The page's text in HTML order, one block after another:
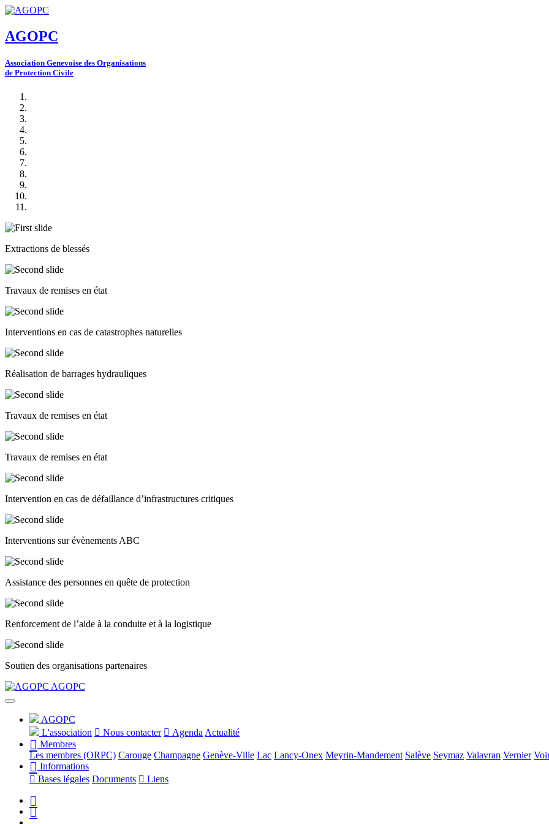
AGOPC
Association Genevoise des Organisations
de Protection Civile
Extractions de blessés
Travaux de remises en état
Interventions en cas de catastrophes naturelles
Réalisation de barrages hydrauliques
Travaux de remises en état
Travaux de remises en état
Intervention en cas de défaillance d’infrastructures critiques
Interventions sur évènements ABC
Assistance des personnes en quête de protection
Renforcement de l’aide à la conduite et à la logistique
Soutien des organisations partenaires
Précédent
Suivant AGOPC
AGOPC
L'association
Nous contacter Agenda Actualité
Membres
Les membres (ORPC) Carouge Champagne Genève-Ville Lac Lancy-Onex Meyrin-Mandement Salève Seymaz Valavran Vernier
Informations
Bases légales Documents Liens